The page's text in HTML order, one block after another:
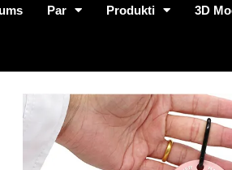
Par Produkti 3D